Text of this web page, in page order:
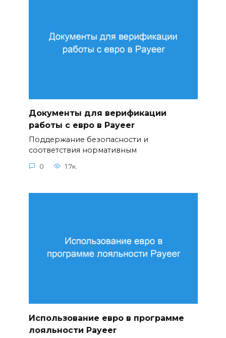
Документы для верификации
работы с евро в Payeer
Поддержание безопасности и
соответствия нормативным
0 1.7к.
Использование евро в программе
лояльности Payeer